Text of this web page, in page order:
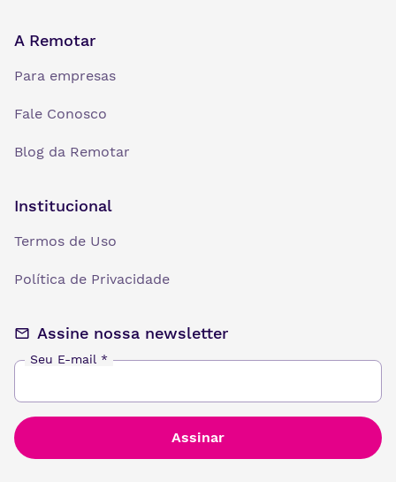
A Remotar
Para empresas
Fale Conosco
Blog da Remotar
Institucional
Termos de Uso
Política de Privacidade
Assine nossa newsletter
Seu E-mail *